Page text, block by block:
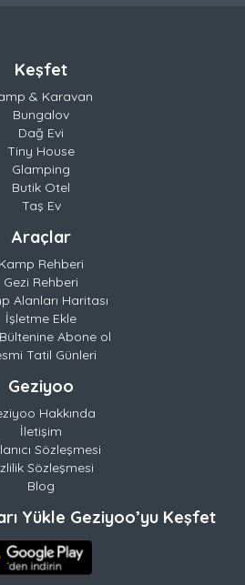
Keşfet
& Karavan
Bungalov
Dağ Evi
Tiny House
Glamping
Butik Otel
Taş Ev
Araçlar
Kamp Rehberi
Gezi Rehberi
Alanları Haritası
İşletme Ekle
Abone ol
Tatil Günleri
Geziyoo
Hakkında
İletişim
Sözleşmesi
Sözleşmesi
Blog
Yükle Geziyoo’yu Keşfet